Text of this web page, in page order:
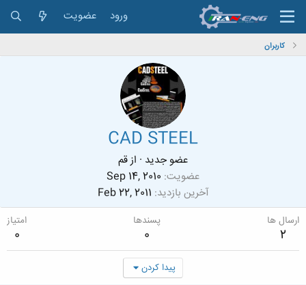
ورود عضویت
کاربران
CAD STEEL
عضو جدید · ازقم
عضویت Sep 14, 2010
آخرین بازدید Feb 22, 2011
ارسال ها
2
پسندها
0
امتیاز
0
پیدا کردن